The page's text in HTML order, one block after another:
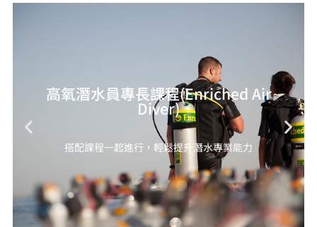
高氧潛水員專長課程(Enriched Air
Diver)
搭配課程一起進行，輕鬆提升潛水專業能力